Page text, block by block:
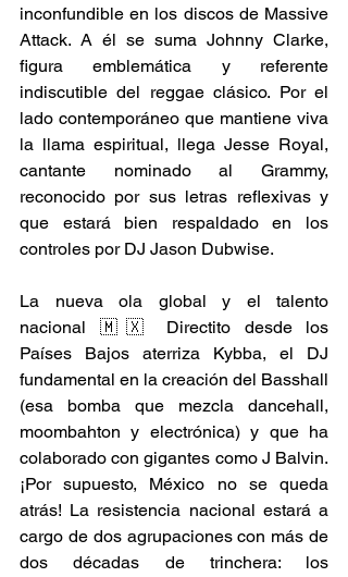
inconfundible en los discos de Massive
Attack. A él se suma Johnny Clarke,
figura emblemática y referente
indiscutible del reggae clásico. Por el
lado contemporáneo que mantiene viva
la llama espiritual, llega Jesse Royal,
cantante nominado al Grammy,
reconocido por sus letras reflexivas y
que estará bien respaldado en los
controles por DJ Jason Dubwise.
La nueva ola global y el talento
nacional 🇲🇽 Directito desde los
Países Bajos aterriza Kybba, el DJ
fundamental en la creación del Basshall
(esa bomba que mezcla dancehall,
moombahton y electrónica) y que ha
colaborado con gigantes como J Balvin.
¡Por supuesto, México no se queda
atrás! La resistencia nacional estará a
cargo de dos agrupaciones con más de
dos décadas de trinchera: los